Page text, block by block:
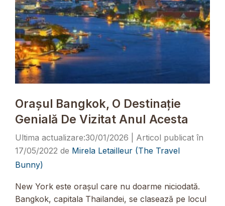
Orașul Bangkok, O Destinație
Genială De Vizitat Anul Acesta
30/01/2026
17/05/2022 de Mirela Letailleur (The Travel
Bunny)
New York este orașul care nu doarme niciodată.
Bangkok, capitala Thailandei, se clasează pe locul